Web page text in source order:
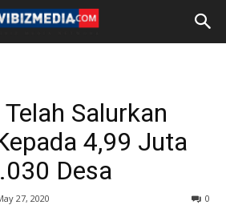
Salurkan
4,99 Juta
Desa
27, 2020 0